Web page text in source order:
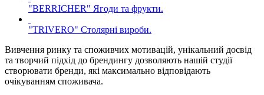
"BERRICHER" Ягоди та фрукти.
"TRIVERO" Столярні вироби.
Вивчення ринку та споживчих мотивацій, унікальний досвід
та творчий підхід до брендингу дозволяють нашій студії
створювати бренди, які максимально відповідають
очікуванням споживача.